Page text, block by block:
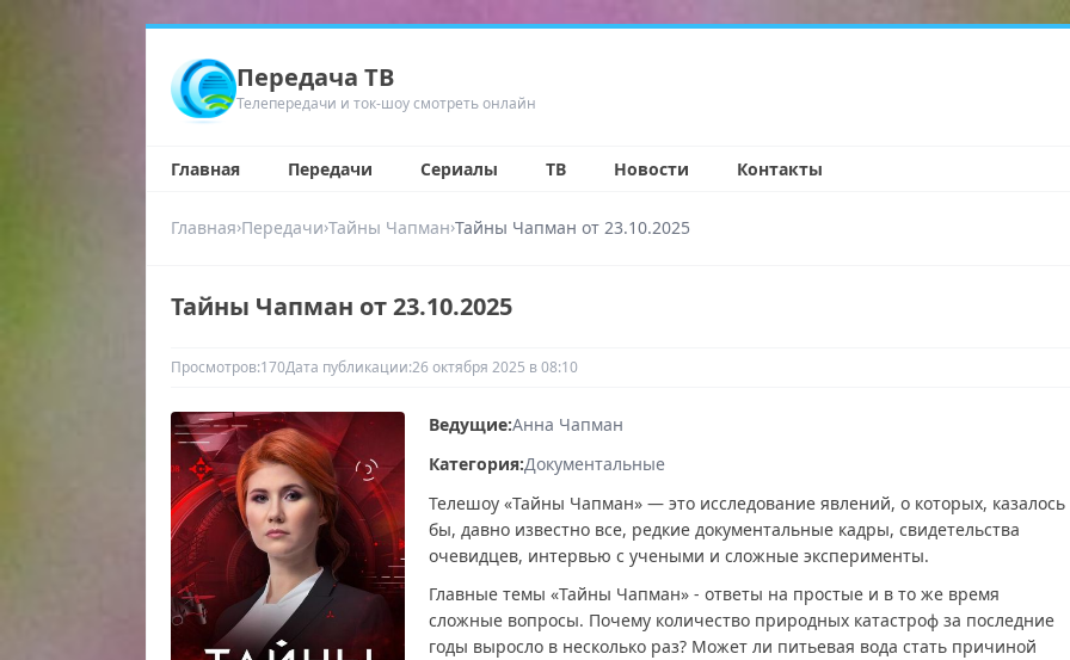
Передача ТВ
Телепередачи и ток-шоу смотреть онлайн
Главная Передачи Сериалы ТВ Новости Контакты
Главная›Передачи›Тайны Чапман›Тайны Чапман от 23.10.2025
Тайны Чапман от 23.10.2025
Просмотров:170Дата публикации:26 октября 2025 в 08:10
Ведущие:Анна Чапман
Категория:Документальные
Телешоу «Тайны Чапман» — это исследование явлений, о которых, казалось
бы, давно известно все, редкие документальные кадры, свидетельства
очевидцев, интервью с учеными и сложные эксперименты.
Главные темы «Тайны Чапман» - ответы на простые и в то же время
сложные вопросы. Почему количество природных катастроф за последние
годы выросло в несколько раз? Может ли питьевая вода стать причиной